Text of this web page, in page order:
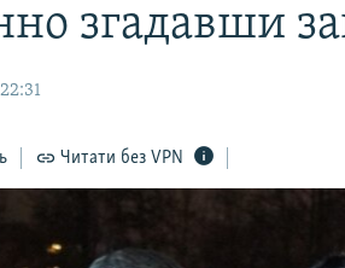
згадавши
Читати без VPN